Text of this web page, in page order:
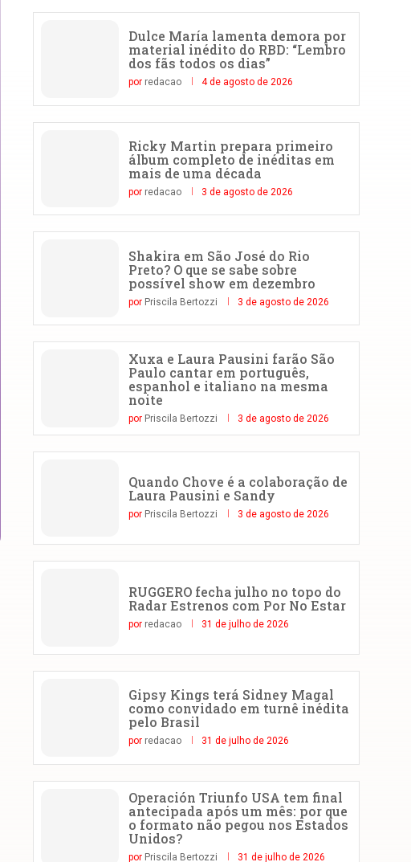
Dulce María lamenta demora por
material inédito do RBD: “Lembro
dos fãs todos os dias”
por redacao 4 de agosto de 2026
Ricky Martin prepara primeiro
álbum completo de inéditas em
mais de uma década
por redacao 3 de agosto de 2026
Shakira em São José do Rio
Preto? O que se sabe sobre
possível show em dezembro
por Priscila Bertozzi 3 de agosto de 2026
Xuxa e Laura Pausini farão São
Paulo cantar em português,
espanhol e italiano na mesma
noite
por Priscila Bertozzi 3 de agosto de 2026
Quando Chove é a colaboração de
Laura Pausini e Sandy
por Priscila Bertozzi 3 de agosto de 2026
RUGGERO fecha julho no topo do
Radar Estrenos com Por No Estar
por redacao 31 de julho de 2026
Gipsy Kings terá Sidney Magal
como convidado em turnê inédita
pelo Brasil
por redacao 31 de julho de 2026
Operación Triunfo USA tem final
antecipada após um mês: por que
o formato não pegou nos Estados
Unidos?
por Priscila Bertozzi 31 de julho de 2026